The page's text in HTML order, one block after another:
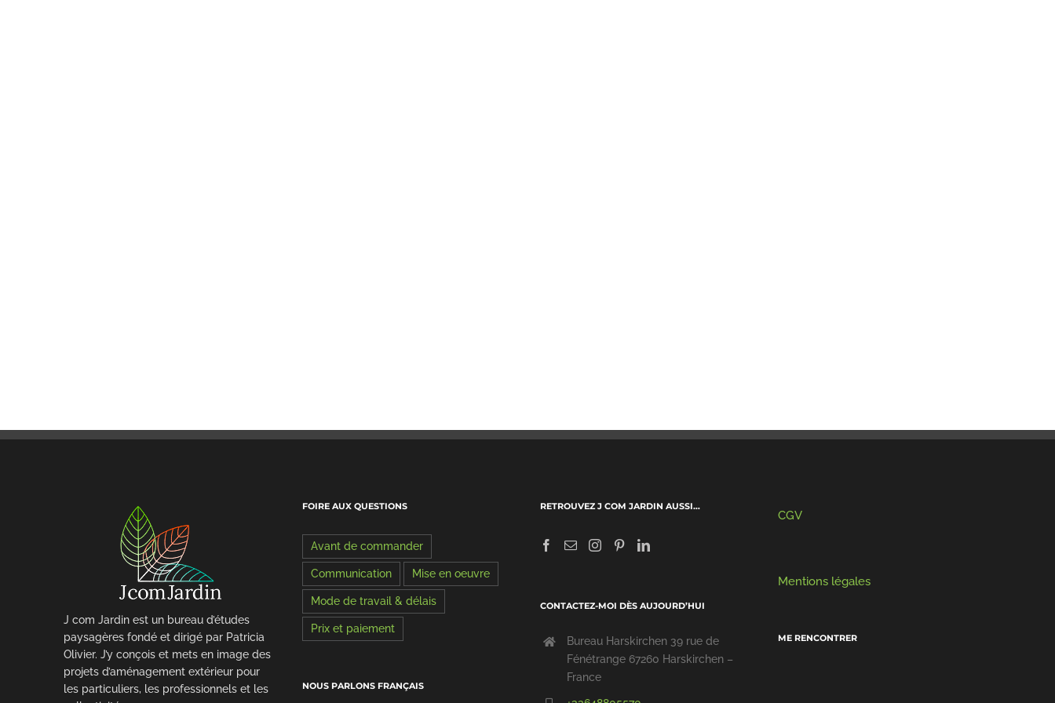
J com Jardin est un bureau d’études
paysagères fondé et dirigé par Patricia
Olivier. J’y conçois et mets en image des
projets d’aménagement extérieur pour
les particuliers, les professionnels et les
FOIRE AUX QUESTIONS
Avant de commander
Communication Mise en oeuvre
Mode de travail & délais
Prix et paiement
NOUS PARLONS FRANÇAIS
RETROUVEZ J COM JARDIN AUSSI…
CONTACTEZ-MOI DÈS AUJOURD’HUI
Bureau Harskirchen 39 rue de
Fénétrange 67260 Harskirchen –
France
CGV
Mentions légales
ME RENCONTRER